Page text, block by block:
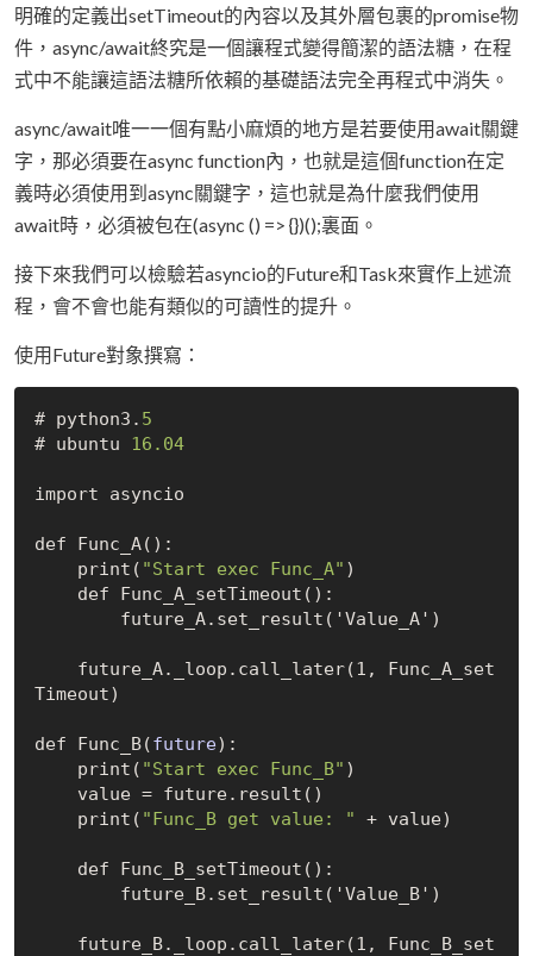
明確的定義出setTimeout的內容以及其外層包裹的promise物
件，async/await終究是一個讓程式變得簡潔的語法糖，在程
式中不能讓這語法糖所依賴的基礎語法完全再程式中消失。
async/await唯一一個有點小麻煩的地方是若要使用await關鍵
字，那必須要在async function內，也就是這個function在定
義時必須使用到async關鍵字，這也就是為什麼我們使用
await時，必須被包在(async () => {})();裏面。
接下來我們可以檢驗若asyncio的Future和Task來實作上述流
程，會不會也能有類似的可讀性的提升。
使用Future對象撰寫：
# python3. 5
# ubuntu 16.04
import asyncio
def Func_A() :
    print(
"Start exec Func_A" )
    def
Func_A_setTimeout() :
        future_A.set
_result('Value_A')
    future_A.
_loop . call _later(1, Func_A_set
Timeout)
def Func_B(future) :
    print(
"Start exec Func_B" )
    value = future.result
()
    print(
"Func_B get value: " + value)
    def
Func_B_setTimeout() :
        future_B.set
_result('Value_B')
    future_B.
_loop . call _later(1, Func_B_set